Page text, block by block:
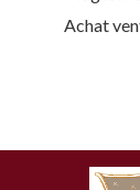
Achat